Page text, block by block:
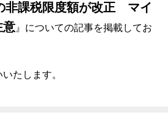
非課税限度額が改正 マイ
意 』 についての記事を掲載してお
たします。